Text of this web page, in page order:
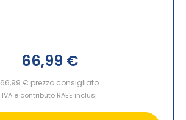
66,99 €
66,99 € prezzo consigliato
IVA e contributo RAEE inclusi